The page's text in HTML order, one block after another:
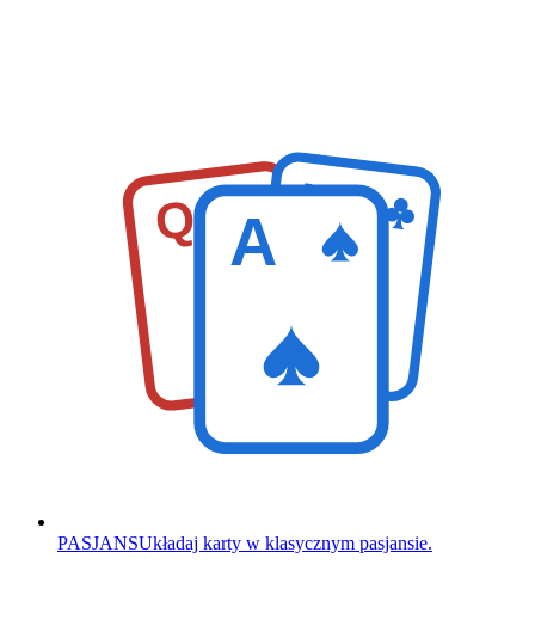
Q K
A
PASJANSUkładaj karty w klasycznym pasjansie.